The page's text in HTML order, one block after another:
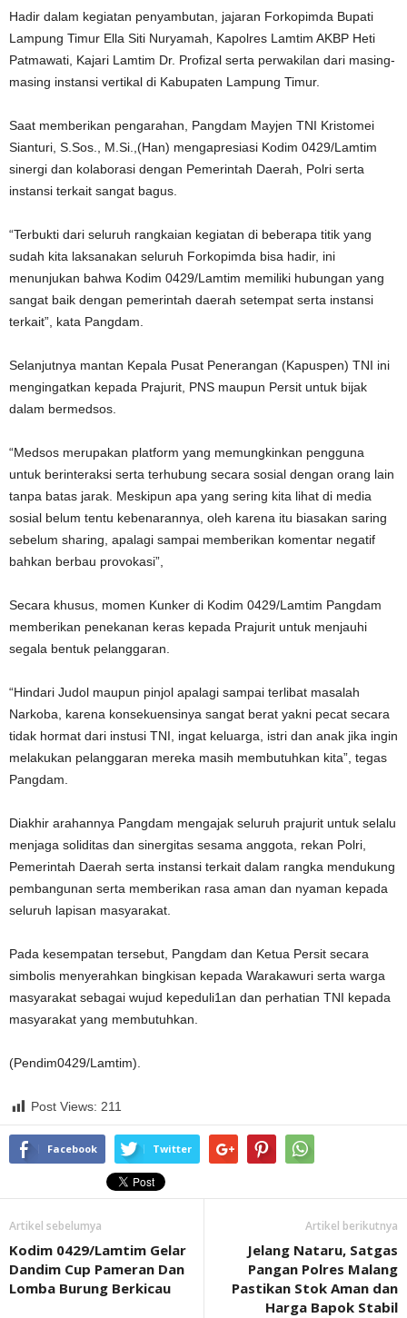
Hadir dalam kegiatan penyambutan, jajaran Forkopimda Bupati
Lampung Timur Ella Siti Nuryamah, Kapolres Lamtim AKBP Heti
Patmawati, Kajari Lamtim Dr. Profizal serta perwakilan dari masing-
masing instansi vertikal di Kabupaten Lampung Timur.
Saat memberikan pengarahan, Pangdam Mayjen TNI Kristomei
Sianturi, S.Sos., M.Si.,(Han) mengapresiasi Kodim 0429/Lamtim
sinergi dan kolaborasi dengan Pemerintah Daerah, Polri serta
instansi terkait sangat bagus.
“Terbukti dari seluruh rangkaian kegiatan di beberapa titik yang
sudah kita laksanakan seluruh Forkopimda bisa hadir, ini
menunjukan bahwa Kodim 0429/Lamtim memiliki hubungan yang
sangat baik dengan pemerintah daerah setempat serta instansi
terkait”, kata Pangdam.
Selanjutnya mantan Kepala Pusat Penerangan (Kapuspen) TNI ini
mengingatkan kepada Prajurit, PNS maupun Persit untuk bijak
dalam bermedsos.
“Medsos merupakan platform yang memungkinkan pengguna
untuk berinteraksi serta terhubung secara sosial dengan orang lain
tanpa batas jarak. Meskipun apa yang sering kita lihat di media
sosial belum tentu kebenarannya, oleh karena itu biasakan saring
sebelum sharing, apalagi sampai memberikan komentar negatif
bahkan berbau provokasi”,
Secara khusus, momen Kunker di Kodim 0429/Lamtim Pangdam
memberikan penekanan keras kepada Prajurit untuk menjauhi
segala bentuk pelanggaran.
“Hindari Judol maupun pinjol apalagi sampai terlibat masalah
Narkoba, karena konsekuensinya sangat berat yakni pecat secara
tidak hormat dari instusi TNI, ingat keluarga, istri dan anak jika ingin
melakukan pelanggaran mereka masih membutuhkan kita”, tegas
Pangdam.
Diakhir arahannya Pangdam mengajak seluruh prajurit untuk selalu
menjaga soliditas dan sinergitas sesama anggota, rekan Polri,
Pemerintah Daerah serta instansi terkait dalam rangka mendukung
pembangunan serta memberikan rasa aman dan nyaman kepada
seluruh lapisan masyarakat.
Pada kesempatan tersebut, Pangdam dan Ketua Persit secara
simbolis menyerahkan bingkisan kepada Warakawuri serta warga
masyarakat sebagai wujud kepeduli1an dan perhatian TNI kepada
masyarakat yang membutuhkan.
(Pendim0429/Lamtim).
Post Views: 211
Facebook Twitter
Artikel sebelumya
Kodim 0429/Lamtim Gelar
Dandim Cup Pameran Dan
Lomba Burung Berkicau
Artikel berikutnya
Jelang Nataru, Satgas
Pangan Polres Malang
Pastikan Stok Aman dan
Harga Bapok Stabil